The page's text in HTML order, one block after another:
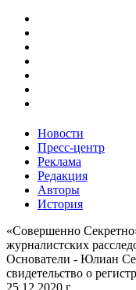
Новости
Пресс-центр
Реклама
Редакция
Авторы
История
«Совершенно
журналистских
Основатели - Юлиан
свидетельство о
25.12.2020 г.